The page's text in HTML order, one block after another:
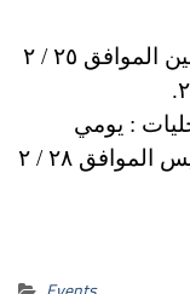
١- دورة التنمية السياسية : يومى الأثنين الموافق ٢٥ / ٢
: يومي
الأربعاء الموافق ٢٧ / ٢ / ٢٠١٩ ،الخميس الموافق ٢٨ / ٢